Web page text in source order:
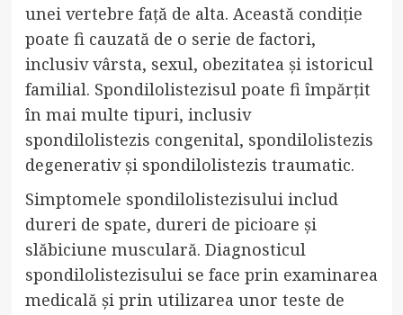
unei vertebre față de alta. Această condiție
poate fi cauzată de o serie de factori,
inclusiv vârsta, sexul, obezitatea și istoricul
familial. Spondilolistezisul poate fi împărțit
în mai multe tipuri, inclusiv
spondilolistezis congenital, spondilolistezis
degenerativ și spondilolistezis traumatic.
Simptomele spondilolistezisului includ
dureri de spate, dureri de picioare și
slăbiciune musculară. Diagnosticul
spondilolistezisului se face prin examinarea
medicală și prin utilizarea unor teste de